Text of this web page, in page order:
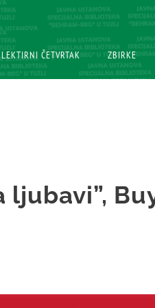
LEKTIRNI ČETVRTAK
LEKTIRNI ČETVRTAK ZBIRKE
ZBIRKE
ljubavi”,